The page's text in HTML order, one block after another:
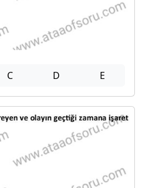
C D E